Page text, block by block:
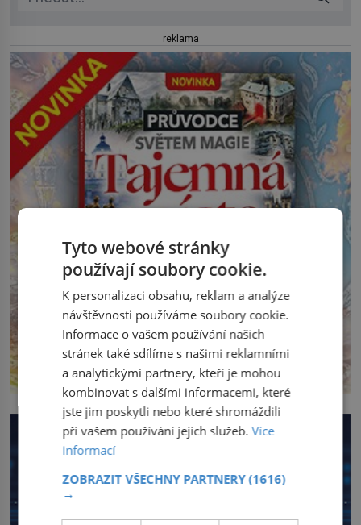
reklama
Tyto webové stránky
používají soubory cookie.
K personalizaci obsahu, reklam a analýze
návštěvnosti používáme soubory cookie.
Informace o vašem používání našich
stránek také sdílíme s našimi reklamními
a analytickými partnery, kteří je mohou
kombinovat s dalšími informacemi, které
jste jim poskytli nebo které shromáždili
při vašem používání jejich služeb.Více
informací
ZOBRAZIT VŠECHNY PARTNERY(1616)
→